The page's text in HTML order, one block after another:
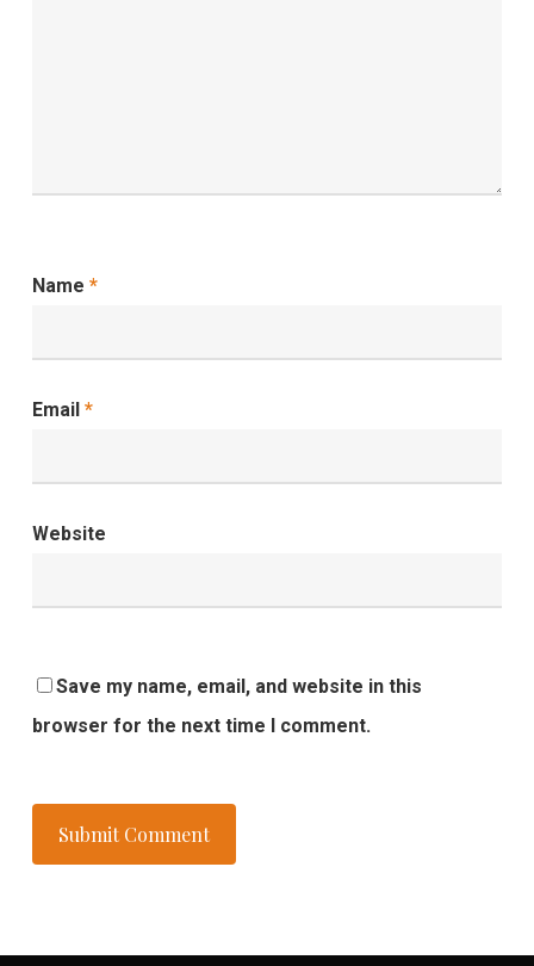
Name *
Email *
Website
Save my name, email, and website in this
browser for the next time I comment.